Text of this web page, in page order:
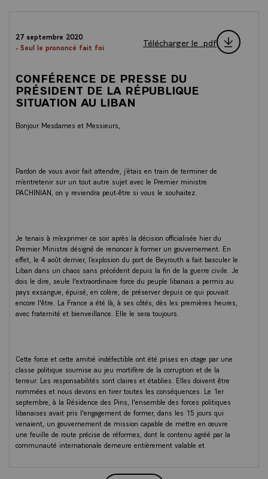
27 septembre 2020
- Seul le prononcé fait foi
Télécharger le .pdf
CONFÉRENCE DE PRESSE DU
PRÉSIDENT DE LA RÉPUBLIQUE
SITUATION AU LIBAN
Bonjour Mesdames et Messieurs,
Pardon de vous avoir fait attendre, j’étais en train de terminer de
m’entretenir sur un tout autre sujet avec le Premier ministre
PACHINIAN, on y reviendra peut-être si vous le souhaitez.
Je tenais à m’exprimer ce soir après la décision officialisée hier du
Premier Ministre désigné de renoncer à former un gouvernement. En
effet, le 4 août dernier, l’explosion du port de Beyrouth a fait basculer le
Liban dans un chaos sans précédent depuis la fin de la guerre civile. Je
dois le dire, seule l'extraordinaire force du peuple libanais a permis au
pays exsangue, épuisé, en colère, de préserver depuis ce qui pouvait
encore l'être. La France a été là, à ses côtés, dès les premières heures,
avec fraternité et bienveillance. Elle le sera toujours.
Cette force et cette amitié indéfectible ont été prises en otage par une
classe politique soumise au jeu mortifère de la corruption et de la
terreur. Les responsabilités sont claires et établies. Elles doivent être
nommées et nous devons en tirer toutes les conséquences. Le 1er
septembre, à la Résidence des Pins, l'ensemble des forces politiques
libanaises avait pris l'engagement de former, dans les 15 jours qui
venaient, un gouvernement de mission capable de mettre en œuvre
une feuille de route précise de réformes, dont le contenu agréé par la
communauté internationale demeure entièrement valable et